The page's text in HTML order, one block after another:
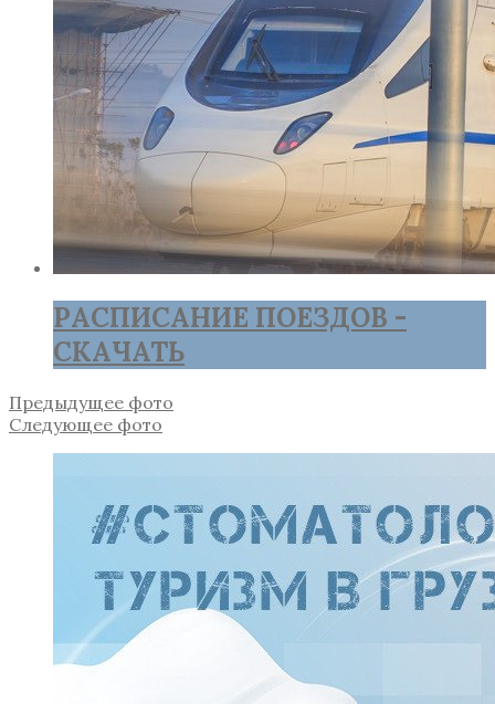
РАСПИСАНИЕ ПОЕЗДОВ -
СКАЧАТЬ
Предыдущее фото
Следующее фото